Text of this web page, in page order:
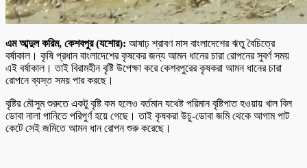
এম আব্দুল করিম, কেশবপুর (যশোর): আষাঢ় শ্রাবণ মাস বাংলাদেশের ঋতু বৈচিত্রে
বর্ষাকাল। কৃষি প্রধান বাংলাদেশের কৃষকের জন্য আমন ধানের চারা রোপনের সুবর্ণ সময়
এই বর্ষাকাল। তাই বিরামহীন বৃষ্টি উপেক্ষা করে কেশবপুরের কৃষকরা আমন ধানের চারা
রোপনে ব্যস্ত সময় পার করছে।
বৃষ্টির মৌসুম শুরুতে একটু বৃষ্টি কম হলেও বর্তমান যথেষ্ট পরিমান বৃষ্টিপাত হওয়ায় খাল বিল
ডোবা নালা পানিতে পরিপুর্ণ হয়ে গেছে। তাই কৃষকরা উচু-ডোবা জমি থেকে আগাম পাট
কেটে সেই জমিতে আমন ধান রোপন শুরু করেছে।